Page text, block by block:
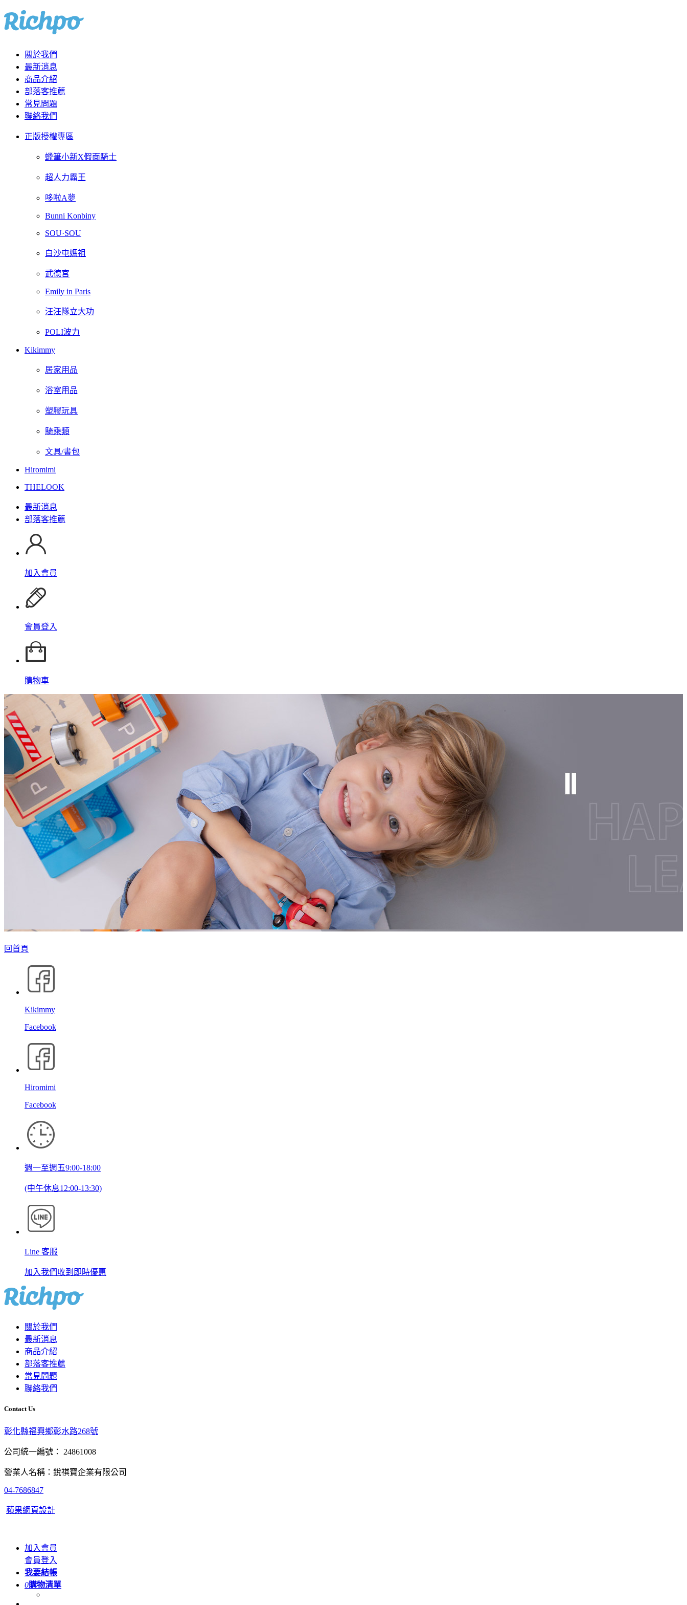
關於我們
最新消息
商品介紹
部落客推薦
常見問題
聯絡我們
正版授權專區
蠟筆小新X假面騎士
超人力霸王
哆啦A夢
Bunni Konbiny
SOU·SOU
白沙屯媽祖
武德宮
Emily in Paris
汪汪隊立大功
POLI波力
Kikimmy
居家用品
浴室用品
塑膠玩具
騎乘類
文具/書包
Hiromimi
THELOOK
最新消息
部落客推薦
加入會員
會員登入
購物車
回首頁
Kikimmy
Facebook
Hiromimi
Facebook
週一至週五9:00-18:00
(中午休息12:00-13:30)
Line 客服
加入我們收到即時優惠
關於我們
最新消息
商品介紹
部落客推薦
常見問題
聯絡我們
Contact Us
彰化縣福興鄉彰水路268號
公司統一編號： 24861008
營業人名稱：銳祺寶企業有限公司
04-7686847
蘋果網頁設計
加入會員
會員登入
我要結帳
0購物清單